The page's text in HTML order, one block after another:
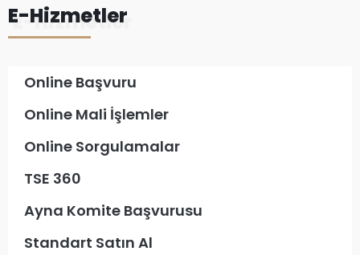
E-Hizmetler
Online Başvuru
Online Mali İşlemler
Online Sorgulamalar
TSE 360
Ayna Komite Başvurusu
Standart Satın Al